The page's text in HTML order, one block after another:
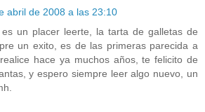
abril de 2008 a las 23:10
un placer leerte, la tarta de galletas de
un exito, es de las primeras parecida a
hace ya muchos años, te felicito de
y espero siempre leer algo nuevo, un